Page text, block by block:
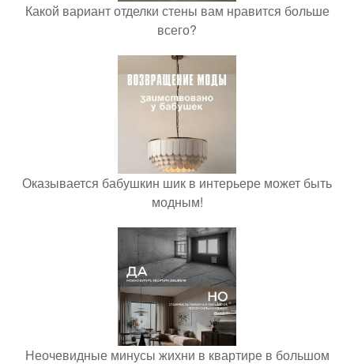
Какой вариант отделки стены вам нравится больше
всего?
Оказывается бабушкин шик в интерьере может быть
модным!
Неочевидные минусы жихни в квартире в большом